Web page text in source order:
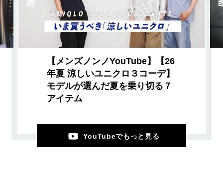
【メンズノンノYouTube】【26
年夏 涼しいユニクロ３コーデ】
モデルが選んだ夏を乗り切る７
アイテム
YouTubeでもっと見る